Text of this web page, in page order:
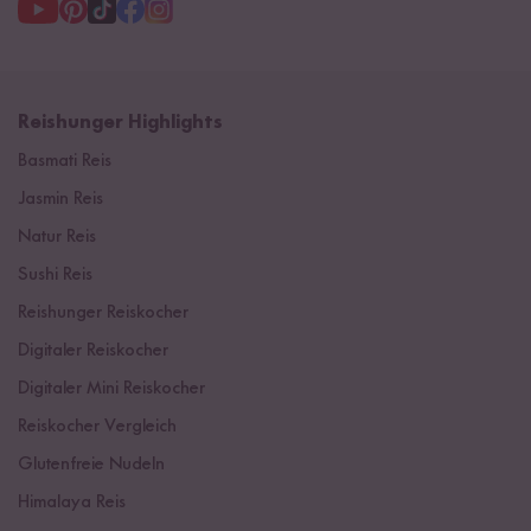
Reishunger Highlights
Basmati Reis
Jasmin Reis
Natur Reis
Sushi Reis
Reishunger Reiskocher
Digitaler Reiskocher
Digitaler Mini Reiskocher
Reiskocher Vergleich
Glutenfreie Nudeln
Himalaya Reis